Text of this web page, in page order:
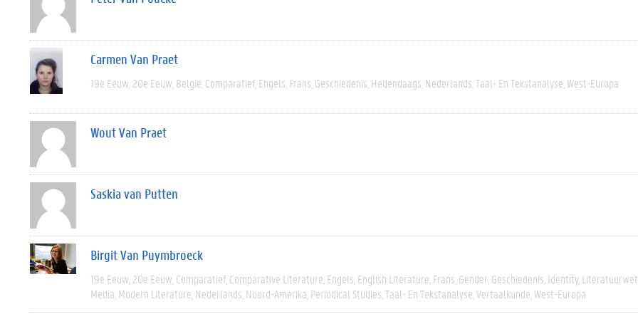
Carmen Van Praet
19e Eeuw 20e Eeuw België Comparatief Engels Frans Geschiedenis Hedendaags Nederlands Taal- En Tekstanalyse West-Europa
Wout Van Praet
Saskia van Putten
Birgit Van Puymbroeck
19e Eeuw 20e Eeuw Comparatief Comparative Literature Engels English Literature Frans Gender Geschiedenis Identity
Media Modern Literature Nederlands Noord-Amerika Periodical Studies Taal- En Tekstanalyse Vertaalkunde West-Europa